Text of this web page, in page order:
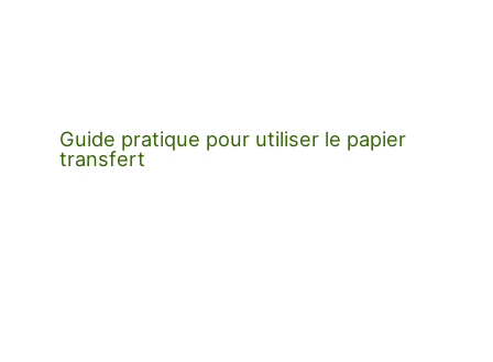
Guide pratique pour utiliser le papier
transfert